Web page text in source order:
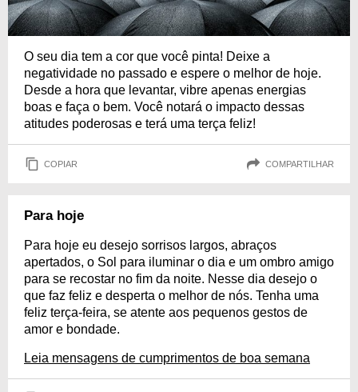
O seu dia tem a cor que você pinta! Deixe a
negatividade no passado e espere o melhor de hoje.
Desde a hora que levantar, vibre apenas energias
boas e faça o bem. Você notará o impacto dessas
atitudes poderosas e terá uma terça feliz!
COPIAR COMPARTILHAR
Para hoje
Para hoje eu desejo sorrisos largos, abraços
apertados, o Sol para iluminar o dia e um ombro amigo
para se recostar no fim da noite. Nesse dia desejo o
que faz feliz e desperta o melhor de nós. Tenha uma
feliz terça-feira, se atente aos pequenos gestos de
amor e bondade.
Leia mensagens de cumprimentos de boa semana